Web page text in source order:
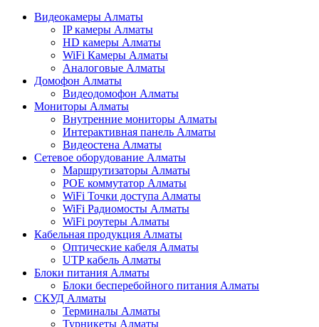
Видеокамеры Алматы
IP камеры Алматы
HD камеры Алматы
WiFi Камеры Алматы
Аналоговые Алматы
Домофон Алматы
Видеодомофон Алматы
Мониторы Алматы
Внутренние мониторы Алматы
Интерактивная панель Алматы
Видеостена Алматы
Сетевое оборудование Алматы
Маршрутизаторы Алматы
POE коммутатор Алматы
WiFi Точки доступа Алматы
WiFi Радиомосты Алматы
WiFi роутеры Алматы
Кабельная продукция Алматы
Оптические кабеля Алматы
UTP кабель Алматы
Блоки питания Алматы
Блоки бесперебойного питания Алматы
СКУД Алматы
Терминалы Алматы
Турникеты Алматы